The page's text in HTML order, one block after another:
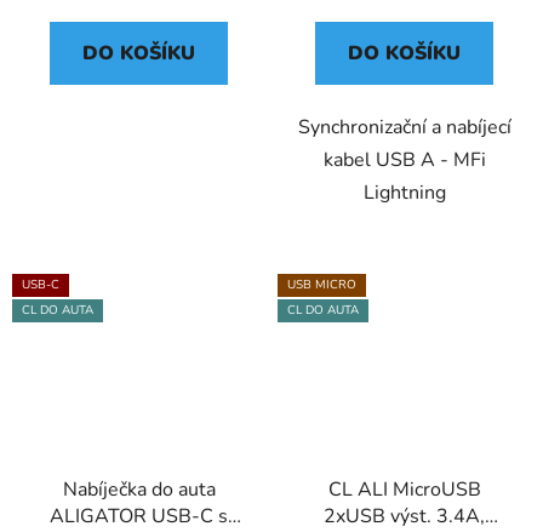
DO KOŠÍKU DO KOŠÍKU
Synchronizační a nabíjecí
kabel USB A - MFi
Lightning
USB-C
CL DO AUTA
Nabíječka do auta
ALIGATOR USB-C s
USB MICRO
CL DO AUTA
CL ALI MicroUSB
2xUSB výst. 3.4A,